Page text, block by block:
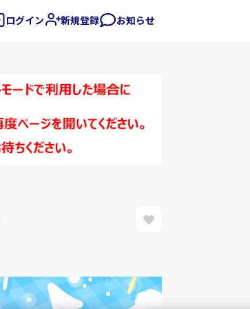
ログイン 新規登録 お知らせ